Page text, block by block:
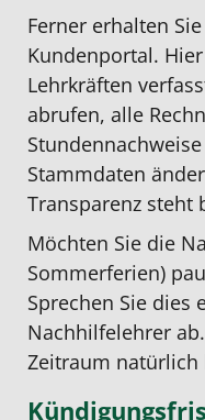
Ferner erhalten
Kundenportal.
Lehrkräften
abrufen, alle
Stammdaten
Transparenz steht
Möchten Sie die
Sommerferien)
Sprechen Sie dies
Nachhilfelehrer
Zeitraum natürlich